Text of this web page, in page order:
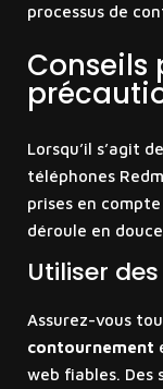
processus de
Conseils
Lorsqu’il s’agit
téléphones
prises en
déroule en
Utiliser
Assurez-vous
contournement
web fiables. Des